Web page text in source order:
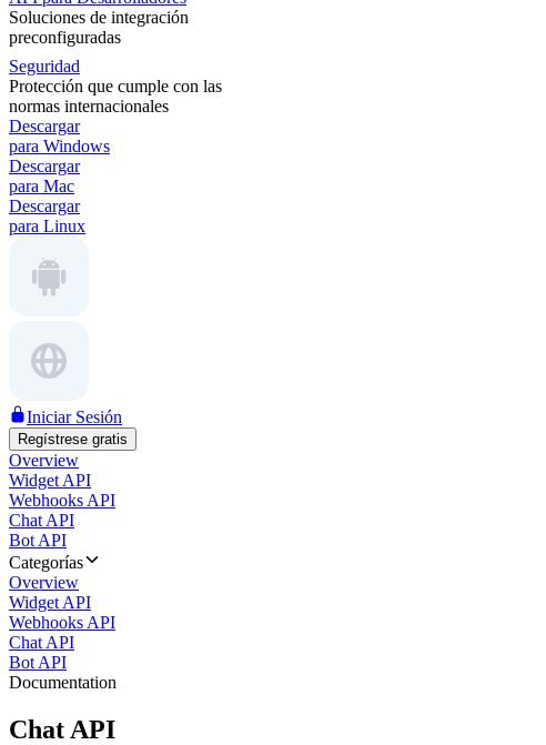
Soluciones de integración
preconfiguradas
Seguridad
Protección que cumple con las
normas internacionales
Descargar
para Windows
Descargar
para Mac
Descargar
para Linux
Iniciar Sesión
Regístrese gratis
Overview
Widget API
Webhooks API
Chat API
Bot API
Categorías
Overview
Widget API
Webhooks API
Chat API
Bot API
Documentation
Chat API